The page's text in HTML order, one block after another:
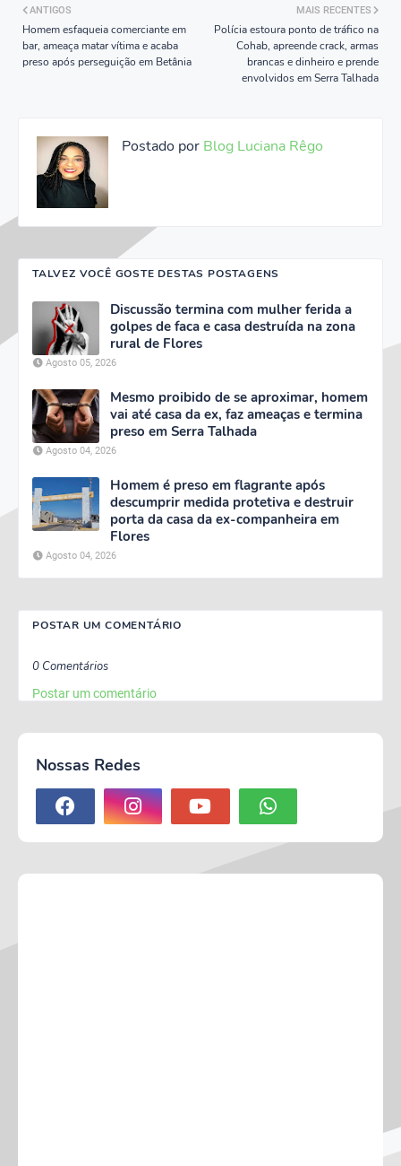
MAIS RECENTES
Polícia estoura ponto de tráfico na
Cohab, apreende crack, armas
brancas e dinheiro e prende
envolvidos em Serra Talhada
ANTIGOS
Homem esfaqueia comerciante em
bar, ameaça matar vítima e acaba
preso após perseguição em Betânia
Postado por Blog Luciana Rêgo
TALVEZ VOCÊ GOSTE DESTAS POSTAGENS
Discussão termina com mulher ferida a
golpes de faca e casa destruída na zona
rural de Flores
Agosto 05, 2026
Mesmo proibido de se aproximar, homem
vai até casa da ex, faz ameaças e termina
preso em Serra Talhada
Agosto 04, 2026
Homem é preso em flagrante após
descumprir medida protetiva e destruir
porta da casa da ex-companheira em
Flores
Agosto 04, 2026
POSTAR UM COMENTÁRIO
0 Comentários
Postar um comentário
Nossas Redes